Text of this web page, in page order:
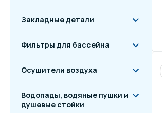
Закладные детали
Фильтры для бассейна
Осушители воздуха
Водопады, водяные пушки и
душевые стойки